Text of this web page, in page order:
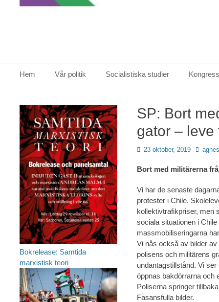
Primär meny
Hem Vår politik Socialistiska studier
SP: Bort
gator – leve
Publicerad
23 oktober, 2019 agnes
Bort med militärerna
Vi har de senaste
protester i Chile.
kollektivtrafikpriser, men
sociala situationen i
massmobiliseringarna
Vi nås också av bilder
polisens och militärens
undantagstillstånd. Vi
öppnas bakdörrarna och
Poliserna springer
Fasansfulla bilder.
Bokrelease: Samtida
marxistisk teori